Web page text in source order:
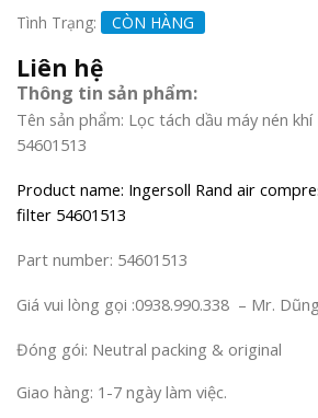
Tình Trạng: CÒN HÀNG
Liên hệ
Thông tin sản phẩm:
Tên sản phẩm: Lọc tách dầu máy nén
54601513
Product name: Ingersoll Rand air
filter 54601513
Part number: 54601513
Giá vui lòng gọi :0938.990.338 – Mr. Dũng
Đóng gói: Neutral packing & original
Giao hàng: 1-7 ngày làm việc.